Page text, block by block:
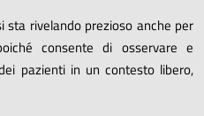
sta rivelando prezioso anche per
consente di osservare e
pazienti in un contesto libero,